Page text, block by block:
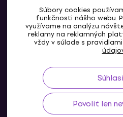
Súbory cookies
funkčnosti nášho webu.
využívame na analýzu
reklamy na reklamných
vždy v súlade s
Povoliť len